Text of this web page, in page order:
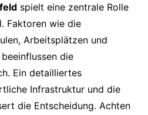
spielt eine zentrale Rolle
Faktoren wie die
Arbeitsplätzen und
die
Ein detailliertes
Infrastruktur und die
die Entscheidung. Achten